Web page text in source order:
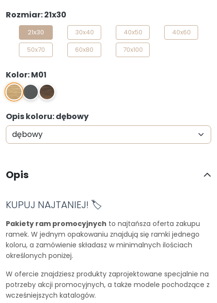
Rozmiar: 21x30
21x30 30x40 40x50
40x60
50x70
60x80 70x100
Kolor: M01
M01M9 M11
Opis koloru: dębowy
Opis
KUPUJ NAJTANIEJ! 🏷️
Pakiety ram promocyjnych to najtańsza oferta zakupu
ramek. W jednym opakowaniu znajdują się ramki jednego
koloru, a zamówienie składasz w minimalnych ilościach
określonych poniżej.
W ofercie znajdziesz produkty zaprojektowane specjalnie na
potrzeby akcji promocyjnych, a także modele pochodzące z
wcześniejszych katalogów.